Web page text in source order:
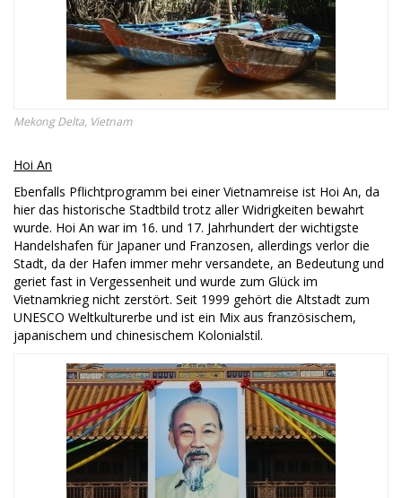
Mekong Delta, Vietnam
Hoi An
Ebenfalls Pflichtprogramm bei einer Vietnamreise ist Hoi An, da
hier das historische Stadtbild trotz aller Widrigkeiten bewahrt
wurde. Hoi An war im 16. und 17. Jahrhundert der wichtigste
Handelshafen für Japaner und Franzosen, allerdings verlor die
Stadt, da der Hafen immer mehr versandete, an Bedeutung und
geriet fast in Vergessenheit und wurde zum Glück im
Vietnamkrieg nicht zerstört. Seit 1999 gehört die Altstadt zum
UNESCO Weltkulturerbe und ist ein Mix aus französischem,
japanischem und chinesischem Kolonialstil.